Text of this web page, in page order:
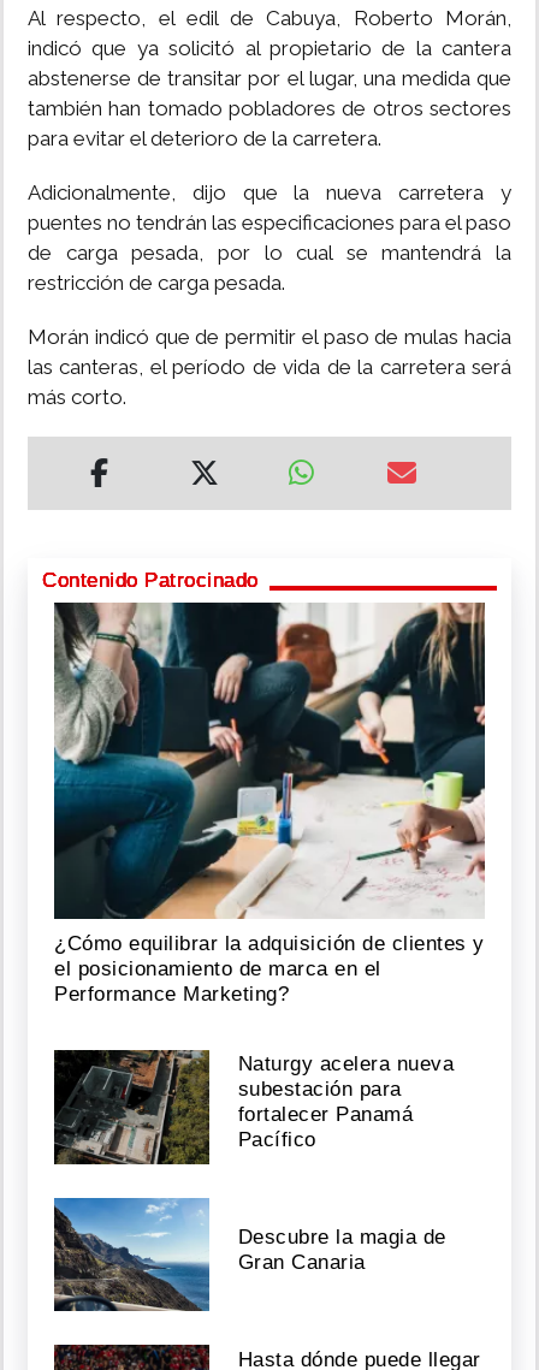
Al respecto, el edil de Cabuya, Roberto Morán,
indicó que ya solicitó al propietario de la cantera
abstenerse de transitar por el lugar, una medida que
también han tomado pobladores de otros sectores
para evitar el deterioro de la carretera.
Adicionalmente, dijo que la nueva carretera y
puentes no tendrán las especificaciones para el paso
de carga pesada, por lo cual se mantendrá la
restricción de carga pesada.
Morán indicó que de permitir el paso de mulas hacia
las canteras, el período de vida de la carretera será
más corto.
Contenido Patrocinado
¿Cómo equilibrar la adquisición de clientes y
el posicionamiento de marca en el
Performance Marketing?
Naturgy acelera nueva
subestación para
fortalecer Panamá
Pacífico
Descubre la magia de
Gran Canaria
Hasta dónde puede llegar